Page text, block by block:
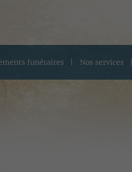
funéraires Nos services